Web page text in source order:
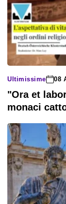
Ultimissime 08
"Ora et
monaci